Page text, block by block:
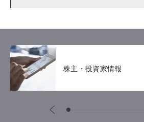
株主・投資家情報